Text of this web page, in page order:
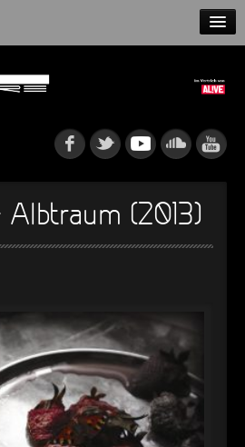
Totpunkt
De Los Muertos
Totpunkt
macht tot
Totpunkt
Albtraum (2013)